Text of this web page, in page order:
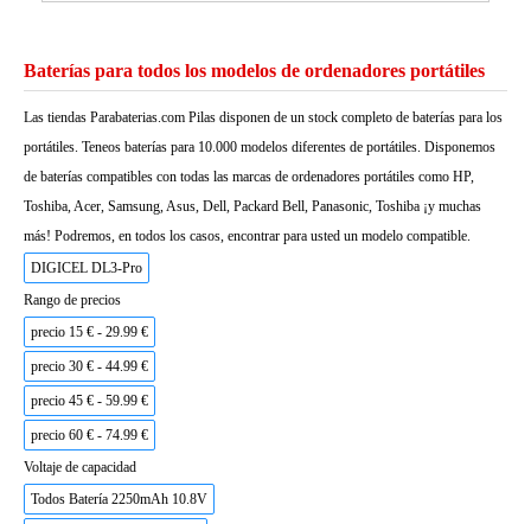
Baterías para todos los modelos de ordenadores portátiles
Las tiendas Parabaterias.com Pilas disponen de un stock completo de baterías para los
portátiles. Teneos baterías para 10.000 modelos diferentes de portátiles. Disponemos
de baterías compatibles con todas las marcas de ordenadores portátiles como HP,
Toshiba, Acer, Samsung, Asus, Dell, Packard Bell, Panasonic, Toshiba ¡y muchas
más! Podremos, en todos los casos, encontrar para usted un modelo compatible.
DIGICEL DL3-Pro
Rango de precios
precio 15 € - 29.99 €
precio 30 € - 44.99 €
precio 45 € - 59.99 €
precio 60 € - 74.99 €
Voltaje de capacidad
Todos Batería 2250mAh 10.8V